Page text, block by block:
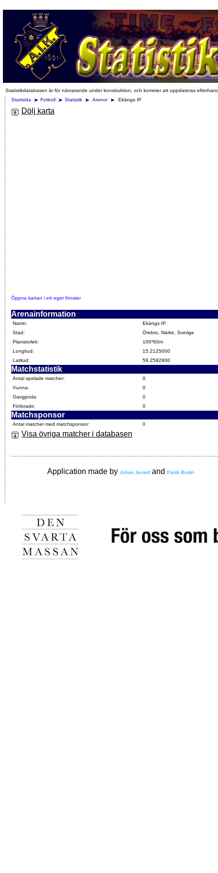
Statistikdatabasen är för närvarande under konstruktion, och kommer att uppdateras
Startsida
Fotboll Statistik Arenor Ekängs IP
Dölj karta
Öppna kartan i ett eget fönster
Arenainformation
Namn:
Ekängs IP
Stad:
Örebro, Närke, Sverige
Planstorlek:
100*60m
Longitud:
15.2125000
Latitud:
59.2592900
Matchstatistik
Antal spelade matcher:
0
Vunna:
0
Oavgjorda:
0
Förlorade:
0
Matchsponsor
Antal matcher med matchsponsor: 0
Visa övriga matcher i databasen
Application made by Johan Jentell and Patrik Bodin